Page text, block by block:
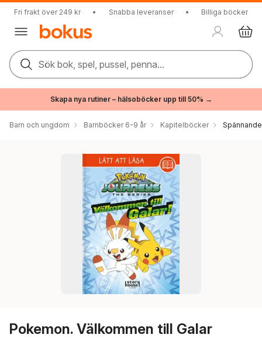
Fri frakt över 249 kr • Snabba leveranser • Billiga böcker
Sök bok, spel, pussel, penna...
Skapa nya rutiner – hälsoböcker upp till 50% →
Barn och ungdom Barnböcker 6-9 år Kapitelböcker
Pokemon. Välkommen till Galar